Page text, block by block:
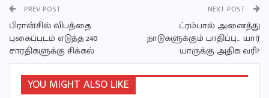
PREV POST
பிரான்சில் விபத்தை
புகைப்படம் எடுத்த 240
சாரதிகளுக்கு சிக்கல்
NEXT POST
ட்ரம்பால் அனைத்து
நாடுகளுக்கும் பாதிப்பு… யார்
யாருக்கு அதிக வரி?
YOU MIGHT ALSO LIKE